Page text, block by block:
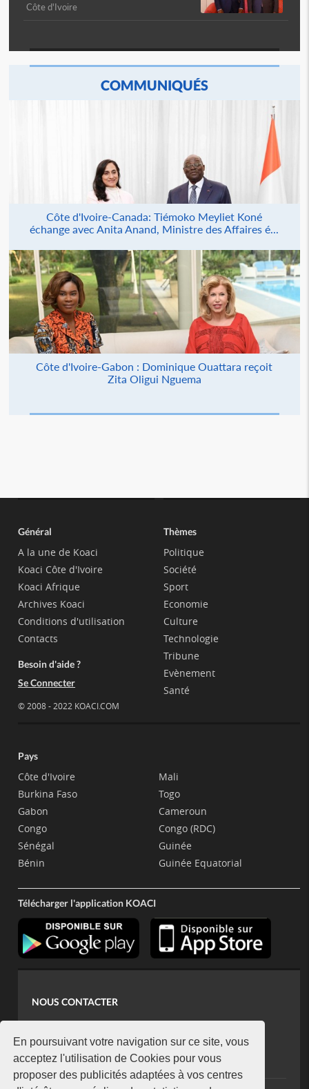
En poursuivant votre navigation sur ce site, vous
acceptez l'utilisation de Cookies pour vous
proposer des publicités adaptées à vos centres
Côte d'Ivoire
COMMUNIQUÉS
Côte d'Ivoire-Canada: Tiémoko Meyliet Koné
échange avec Anita Anand, Ministre des Affaires é...
Côte d'Ivoire-Gabon : Dominique Ouattara reçoit
Zita Oligui Nguema
Général
A la une de Koaci
Koaci Côte d'Ivoire
Koaci Afrique
Archives Koaci
Conditions d'utilisation
Contacts
Besoin d'aide ?
Se Connecter
© 2008 - 2022 KOACI.COM
Thèmes
Politique
Société
Sport
Economie
Culture
Technologie
Tribune
Evènement
Santé
Pays
Côte d'Ivoire
Burkina Faso
Gabon
Congo
Sénégal
Bénin
Mali
Togo
Cameroun
Congo (RDC)
Guinée
Guinée Equatorial
Télécharger l'application KOACI
NOUS CONTACTER
koaci@yahoo.fr
+225 07 08 85 52 93